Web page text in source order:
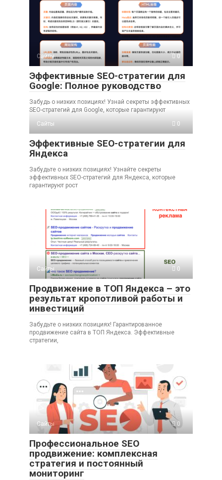
Сайты 0
Эффективные SEO-стратегии для
Google: Полное руководство
Забудь о низких позициях! Узнай секреты эффективных
SEO-стратегий для Google, которые гарантируют
Сайты
0
Эффективные SEO-стратегии для
Яндекса
Забудьте о низких позициях! Узнайте секреты
эффективных SEO-стратегий для Яндекса, которые
гарантируют рост
Сайты 0
Продвижение в ТОП Яндекса – это
результат кропотливой работы и
инвестиций
Забудьте о низких позициях! Гарантированное
продвижение сайта в ТОП Яндекса. Эффективные
стратегии,
Сайты 0
Профессиональное SEO
продвижение: комплексная
стратегия и постоянный
мониторинг